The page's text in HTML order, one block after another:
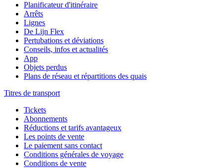
Planificateur d'itinéraire
Arrêts
Lignes
De Lijn Flex
Pertubations et déviations
Conseils, infos et actualités
App
Objets perdus
Plans de réseau et répartitions des quais
Titres de transport
Tickets
Abonnements
Réductions et tarifs avantageux
Les points de vente
Le paiement sans contact
Conditions générales de voyage
Conditions de vente